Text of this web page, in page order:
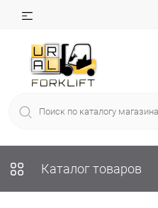
Каталог товаров